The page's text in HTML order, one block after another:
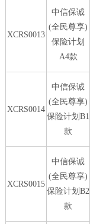
XCRS0013
中信保诚
(全民尊享)
保险计划
A4款
XCRS0014
中信保诚
(全民尊享)
保险计划B1
款
XCRS0015
中信保诚
(全民尊享)
保险计划B2
款